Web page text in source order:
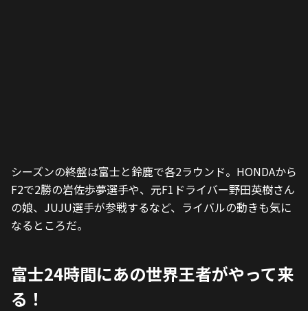
シーズンの終盤は富士と鈴鹿で各2ラウンド。HONDAから
F2で2勝の岩佐歩夢選手や、元F1ドライバー野田英樹さん
の娘、JUJU選手が参戦するなど、ライバルの動きも気に
なるところだ。
富士24時間にあの世界王者がやって来
る！